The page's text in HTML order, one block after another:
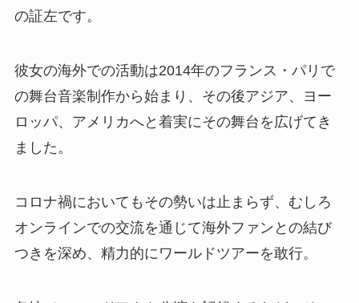
の証左です。
彼女の海外での活動は2014年のフランス・パリで
の舞台音楽制作から始まり、その後アジア、ヨー
ロッパ、アメリカへと着実にその舞台を広げてき
ました。
コロナ禍においてもその勢いは止まらず、むしろ
オンラインでの交流を通じて海外ファンとの結び
つきを深め、精力的にワールドツアーを敢行。